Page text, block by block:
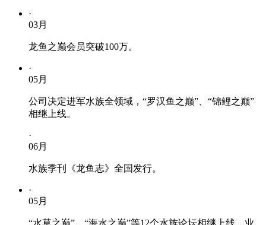
·
03月
龙鱼之巅会员突破100万。
·
05月
公司决定进军水族全领域，“罗汉鱼之巅”、“锦鲤之巅”
相继上线。
·
06月
水族季刊《龙鱼志》全国发行。
·
05月
“水草之巅”、“海水之巅”等12个水族论坛相继上线，业